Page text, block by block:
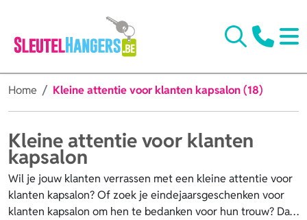
Home Kleine attentie voor klanten kapsalon (18)
Kleine attentie voor klanten
kapsalon
Wil je jouw klanten verrassen met een kleine attentie voor
klanten kapsalon? Of zoek je eindejaarsgeschenken voor
klanten kapsalon om hen te bedanken voor hun trouw? Dat